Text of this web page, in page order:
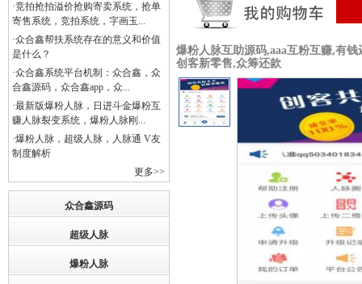
·竞拍抢拍溢价抢购寄卖系统，抢单
寄售系统，竞拍系统，字画玉...
·众合鑫帮扶系统存在的意义和价值
是什么？
·众合鑫系统平台机制：众合鑫，众
合鑫源码，众合鑫app，众...
·最新版爆粉人脉，日进斗金爆粉互
赚人脉裂变系统，爆粉人脉刚...
·爆粉人脉，超级人脉，人脉通 V友
制度解析
更多>>
众合鑫源码
超级人脉
爆粉人脉
爆粉人脉互助源码,aaa互粉互赚,有
创客新零售,众筹还款